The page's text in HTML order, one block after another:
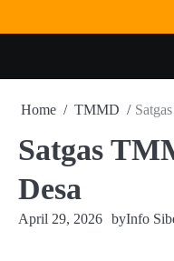
to
Home TMMD
Satgas
Desa
April 29, 2026 byInfo